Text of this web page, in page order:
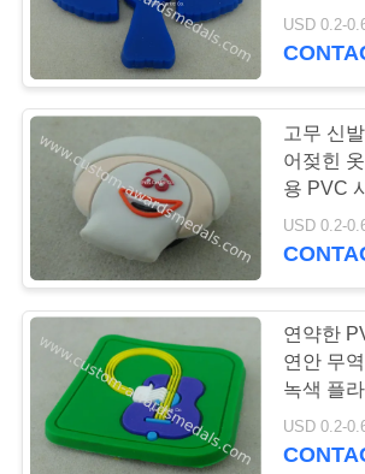
리
여
사기질 메달
던지기 메달은
니다
고무 신
어젖힌
용 PVC
끝을 꾸
연약한
연안 무
녹색 플
Keychain